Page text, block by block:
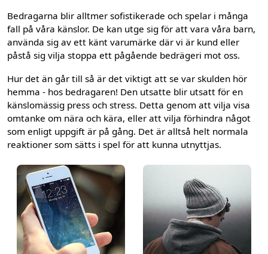
Bedragarna blir alltmer sofistikerade och spelar i många
fall på våra känslor. De kan utge sig för att vara våra barn,
använda sig av ett känt varumärke där vi är kund eller
påstå sig vilja stoppa ett pågående bedrägeri mot oss.
Hur det än går till så är det viktigt att se var skulden hör
hemma - hos bedragaren! Den utsatte blir utsatt för en
känslomässig press och stress. Detta genom att vilja visa
omtanke om nära och kära, eller att vilja förhindra något
som enligt uppgift är på gång. Det är alltså helt normala
reaktioner som sätts i spel för att kunna utnyttjas.